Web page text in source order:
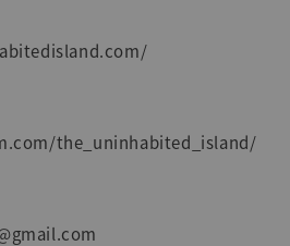
the_uninhabited_island/